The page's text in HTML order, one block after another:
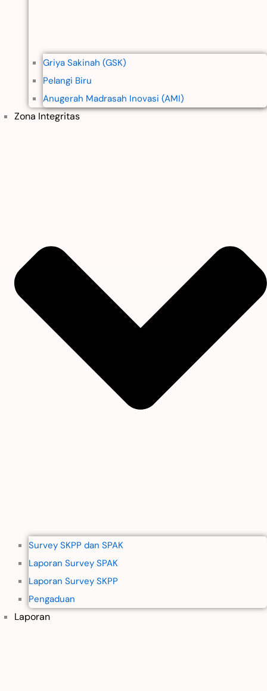
Griya Sakinah (GSK)
Pelangi Biru
Anugerah Madrasah Inovasi (AMI)
Zona Integritas
Survey SKPP dan SPAK
Laporan Survey SPAK
Laporan Survey SKPP
Pengaduan
Laporan